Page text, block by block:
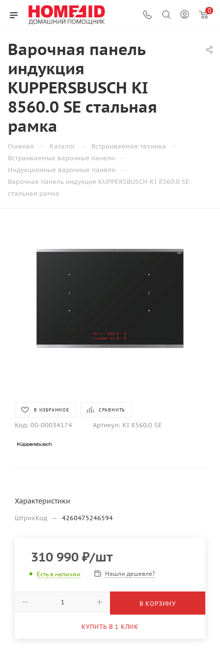
0
Варочная панель
индукция
KUPPERSBUSCH KI
8560.0 SE стальная
рамка
Главная — Каталог — Встраиваемая техника —
Встраиваемые варочные панели —
Индукционные варочные панели —
Варочная панель индукция KUPPERSBUSCH KI 8560.0 SE
стальная рамка
В ИЗБРАННОЕ СРАВНИТЬ
Код: 00-00034174 Артикул: KI 8560.0 SE
Характеристики
ШтрихКод — 4260475246594
310 990 ₽/шт
Есть в наличии Нашли дешевле?
В КОРЗИНУ
КУПИТЬ В 1 КЛИК